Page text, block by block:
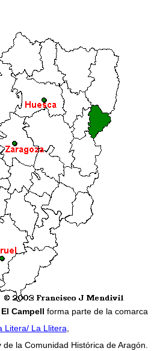
Campell forma parte de la comarca
Litera/ La Llitera
la Comunidad Histórica de Aragón.